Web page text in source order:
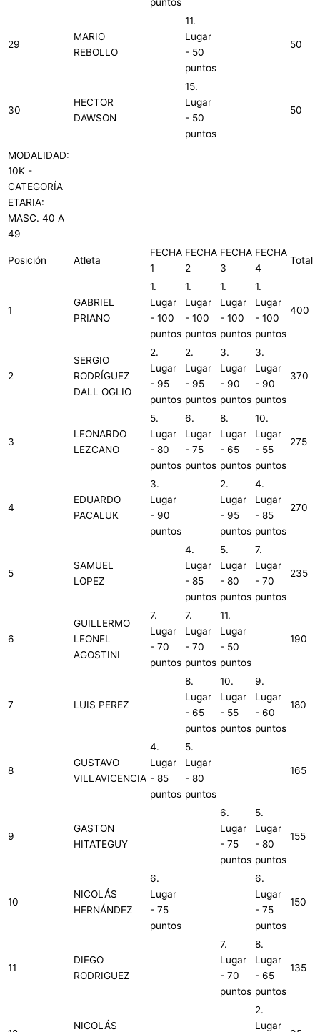
puntos
29
MARIO
REBOLLO
11.
Lugar
- 50
puntos
50
30
HECTOR
DAWSON
15.
Lugar
- 50
puntos
50
MODALIDAD:
10K -
CATEGORÍA
ETARIA:
MASC. 40 A
49
Posición Atleta
FECHA
1
FECHA
2
FECHA
3
FECHA
4
Total
1
GABRIEL
PRIANO
1.
Lugar
- 100
puntos
1.
Lugar
- 100
puntos
1.
Lugar
- 100
puntos
1.
Lugar
- 100
puntos
400
2
SERGIO
RODRÍGUEZ
DALL OGLIO
2.
Lugar
- 95
puntos
2.
Lugar
- 95
puntos
3.
Lugar
- 90
puntos
3.
Lugar
- 90
puntos
370
3
LEONARDO
LEZCANO
5.
Lugar
- 80
puntos
6.
Lugar
- 75
puntos
8.
Lugar
- 65
puntos
10.
Lugar
- 55
puntos
275
4
EDUARDO
PACALUK
3.
Lugar
- 90
puntos
2.
Lugar
- 95
puntos
4.
Lugar
- 85
puntos
270
5
SAMUEL
LOPEZ
4.
Lugar
- 85
puntos
5.
Lugar
- 80
puntos
7.
Lugar
- 70
puntos
235
6
GUILLERMO
LEONEL
AGOSTINI
7.
Lugar
- 70
puntos
7.
Lugar
- 70
puntos
11.
Lugar
- 50
puntos
190
7 LUIS PEREZ
8.
Lugar
- 65
puntos
10.
Lugar
- 55
puntos
9.
Lugar
- 60
puntos
180
8
GUSTAVO
VILLAVICENCIA
4.
Lugar
- 85
puntos
5.
Lugar
- 80
puntos
165
9
GASTON
HITATEGUY
6.
Lugar
- 75
puntos
5.
Lugar
- 80
puntos
155
10
NICOLÁS
HERNÁNDEZ
6.
Lugar
- 75
puntos
6.
Lugar
- 75
puntos
150
11
DIEGO
RODRIGUEZ
7.
Lugar
- 70
puntos
8.
Lugar
- 65
puntos
135
NICOLÁS
2.
Lugar